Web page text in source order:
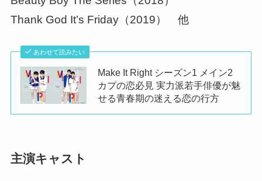
Thank God It’s Friday（2019） 他
あわせて読みたい
Make It Right シーズン1 メイン2
カプの恋必見 実力派若手俳優が魅
せる青春期の迷える恋の行方
主演キャスト